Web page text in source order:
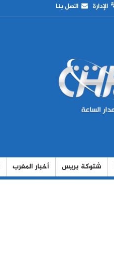
الإدارة اتصل بنا
شتوكة بريس أخبار المغرب